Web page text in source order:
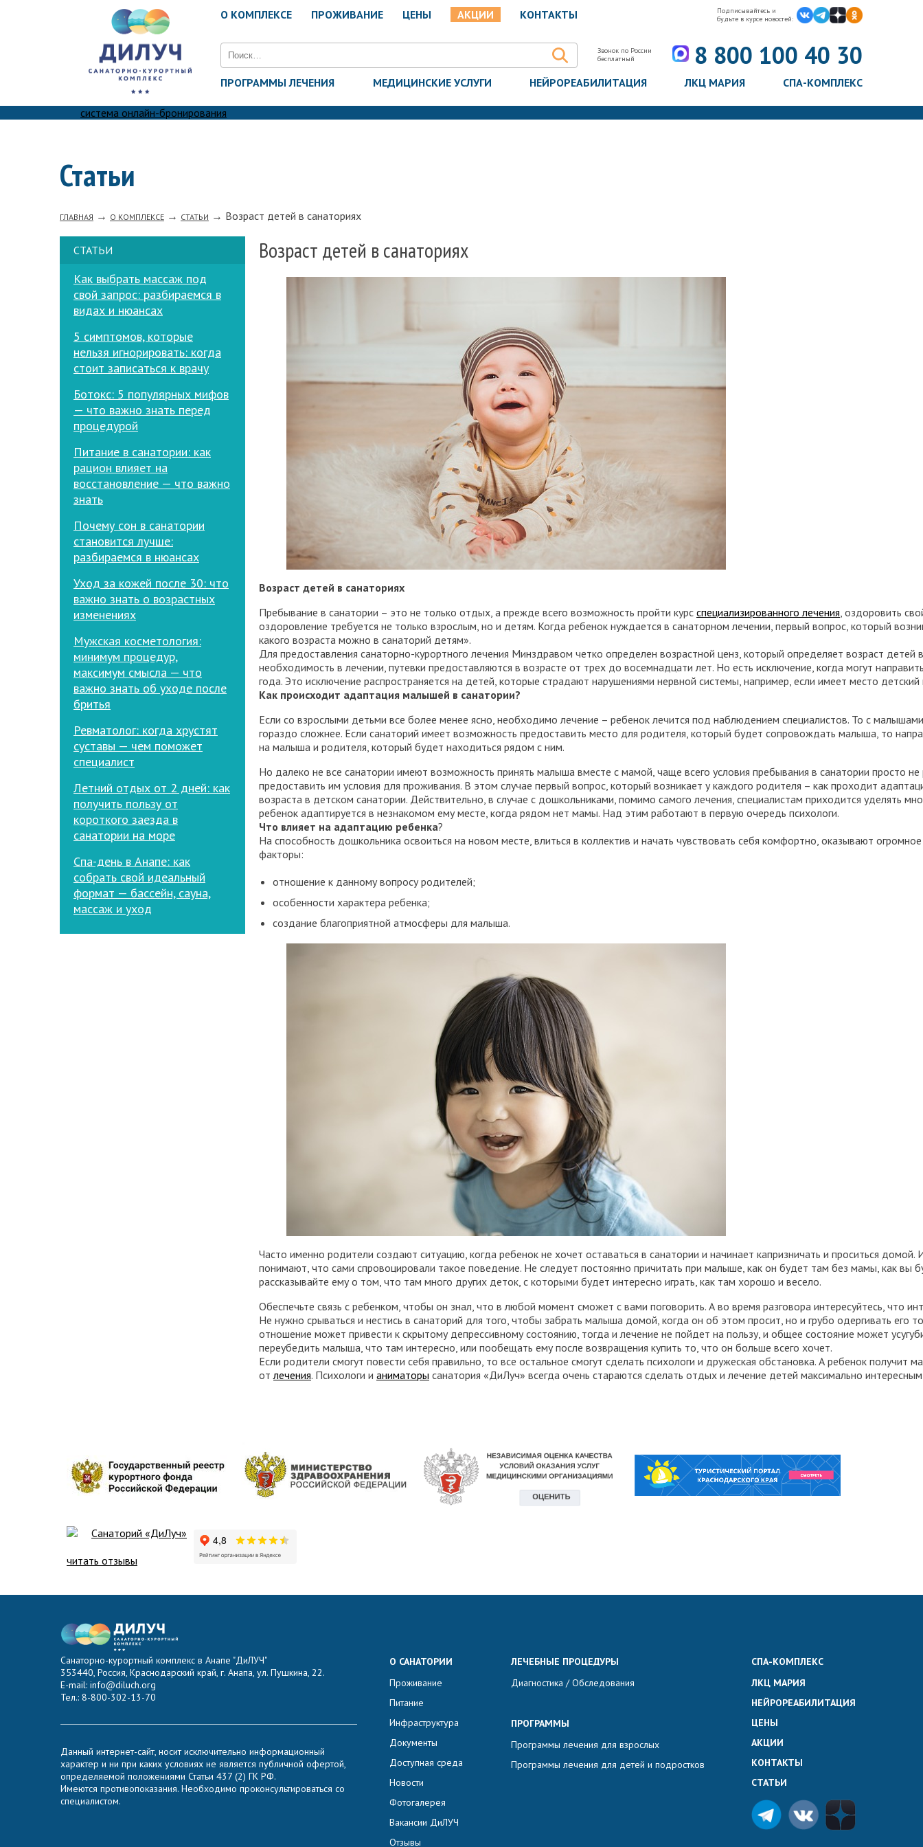
О КОМПЛЕКСЕ ПРОЖИВАНИЕ ЦЕНЫ АКЦИИ КОНТАКТЫ
Подписывайтесь и
будьте в курсе новостей:
Найти:
Звонок по России
бесплатный
8 800 100 40 30
ПРОГРАММЫ ЛЕЧЕНИЯ МЕДИЦИНСКИЕ УСЛУГИ НЕЙРОРЕАБИЛИТАЦИЯ ЛКЦ МАРИЯ СПА-КОМПЛЕКС
система онлайн-бронирования
Статьи
ГЛАВНАЯ → О КОМПЛЕКСЕ → СТАТЬИ → Возраст детей в санаториях
СТАТЬИ
Как выбрать массаж под
свой запрос: разбираемся в
видах и нюансах
5 симптомов, которые
нельзя игнорировать: когда
стоит записаться к врачу
Ботокс: 5 популярных мифов
— что важно знать перед
процедурой
Питание в санатории: как
рацион влияет на
восстановление — что важно
знать
Почему сон в санатории
становится лучше:
разбираемся в нюансах
Уход за кожей после 30: что
важно знать о возрастных
изменениях
Мужская косметология:
минимум процедур,
максимум смысла — что
важно знать об уходе после
бритья
Ревматолог: когда хрустят
суставы — чем поможет
специалист
Летний отдых от 2 дней: как
получить пользу от
короткого заезда в
санатории на море
Спа-день в Анапе: как
собрать свой идеальный
формат — бассейн, сауна,
массаж и уход
Возраст детей в санаториях
Возраст детей в санаториях
Пребывание в санатории – это не только отдых, а прежде всего возможность пройти курс специализированного лечения, оздоровить
оздоровление требуется не только взрослым, но и детям. Когда ребенок нуждается в санаторном лечении, первый вопрос, который
какого возраста можно в санаторий детям».
Для предоставления санаторно-курортного лечения Минздравом четко определен возрастной ценз, который определяет возраст детей
необходимость в лечении, путевки предоставляются в возрасте от трех до восемнадцати лет. Но есть исключение, когда могут
года. Это исключение распространяется на детей, которые страдают нарушениями нервной системы, например, если имеет место
Как происходит адаптация малышей в санатории?
Если со взрослыми детьми все более менее ясно, необходимо лечение – ребенок лечится под наблюдением специалистов. То с
гораздо сложнее. Если санаторий имеет возможность предоставить место для родителя, который будет сопровождать малыша, то
на малыша и родителя, который будет находиться рядом с ним.
Но далеко не все санатории имеют возможность принять малыша вместе с мамой, чаще всего условия пребывания в санатории просто
предоставить им условия для проживания. В этом случае первый вопрос, который возникает у каждого родителя – как проходит
возраста в детском санатории. Действительно, в случае с дошкольниками, помимо самого лечения, специалистам приходится уделять
ребенок адаптируется в незнакомом ему месте, когда рядом нет мамы. Над этим работают в первую очередь психологи.
Что влияет на адаптацию ребенка?
На способность дошкольника освоиться на новом месте, влиться в коллектив и начать чувствовать себя комфортно, оказывают
факторы:
отношение к данному вопросу родителей;
особенности характера ребенка;
создание благоприятной атмосферы для малыша.
Часто именно родители создают ситуацию, когда ребенок не хочет оставаться в санатории и начинает капризничать и проситься
понимают, что сами спровоцировали такое поведение. Не следует постоянно причитать при малыше, как он будет там без мамы, как вы
рассказывайте ему о том, что там много других деток, с которыми будет интересно играть, как там хорошо и весело.
Обеспечьте связь с ребенком, чтобы он знал, что в любой момент сможет с вами поговорить. А во время разговора интересуйтесь, что
Не нужно срываться и нестись в санаторий для того, чтобы забрать малыша домой, когда он об этом просит, но и грубо одергивать его
отношение может привести к скрытому депрессивному состоянию, тогда и лечение не пойдет на пользу, и общее состояние может
переубедить малыша, что там интересно, или пообещать ему после возвращения купить то, что он больше всего хочет.
Если родители смогут повести себя правильно, то все остальное смогут сделать психологи и дружеская обстановка. А ребенок получит
отлечения. Психологи и аниматоры санатория «ДиЛуч» всегда очень стараются сделать отдых и лечение детей максимально
Санаторий «ДиЛуч»
читать отзывы
Санаторно-курортный комплекс в Анапе "ДиЛУЧ"
353440, Россия, Краснодарский край, г. Анапа, ул. Пушкина, 22.
E-mail: info@diluch.org
Тел.: 8-800-302-13-70
Данный интернет-сайт, носит исключительно информационный
характер и ни при каких условиях не является публичной офертой,
определяемой положениями Статьи 437 (2) ГК РФ.
Имеются противопоказания. Необходимо проконсультироваться со
специалистом.
О САНАТОРИИ
Проживание
Питание
Инфраструктура
Документы
Доступная среда
Новости
Фотогалерея
Вакансии ДиЛУЧ
Отзывы
ЛЕЧЕБНЫЕ ПРОЦЕДУРЫ
Диагностика / Обследования
ПРОГРАММЫ
Программы лечения для взрослых
Программы лечения для детей и подростков
СПА-КОМПЛЕКС
ЛКЦ МАРИЯ
НЕЙРОРЕАБИЛИТАЦИЯ
ЦЕНЫ
АКЦИИ
КОНТАКТЫ
СТАТЬИ